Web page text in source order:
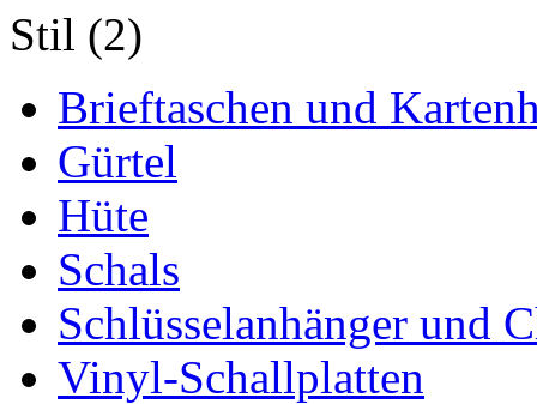
Stil (2)
Brieftaschen und
Gürtel
Hüte
Schals
Schlüsselanhänger und
Vinyl-Schallplatten